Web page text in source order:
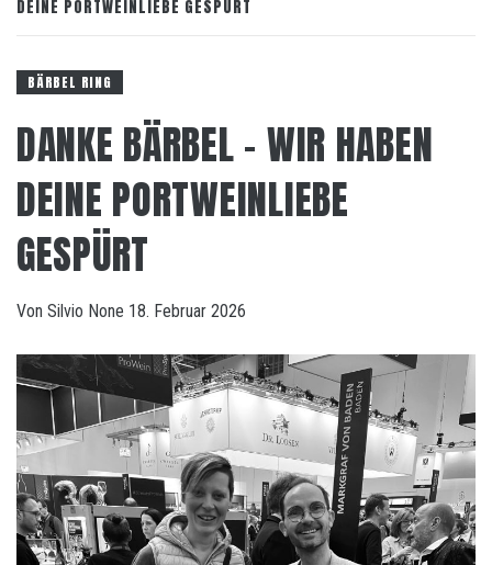
DEINE PORTWEINLIEBE GESPÜRT
BÄRBEL RING
DANKE BÄRBEL – WIR HABEN
DEINE PORTWEINLIEBE
GESPÜRT
Von Silvio None 18. Februar 2026